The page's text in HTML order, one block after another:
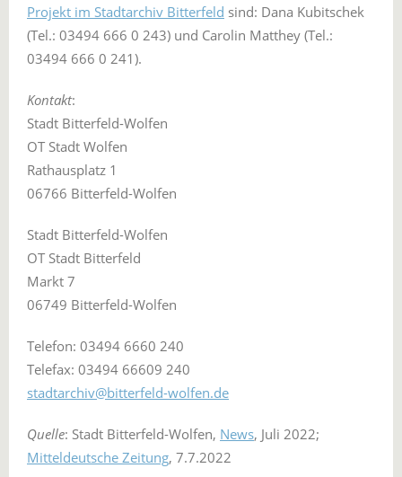
Projekt im Stadtarchiv Bitterfeld sind: Dana Kubitschek
(Tel.: 03494 666 0 243) und Carolin Matthey (Tel.:
03494 666 0 241).
Kontakt:
Stadt Bitterfeld-Wolfen
OT Stadt Wolfen
Rathausplatz 1
06766 Bitterfeld-Wolfen
Stadt Bitterfeld-Wolfen
OT Stadt Bitterfeld
Markt 7
06749 Bitterfeld-Wolfen
Telefon: 03494 6660 240
Telefax: 03494 66609 240
stadtarchiv@bitterfeld-wolfen.de
Quelle: Stadt Bitterfeld-Wolfen, News, Juli 2022;
Mitteldeutsche Zeitung, 7.7.2022